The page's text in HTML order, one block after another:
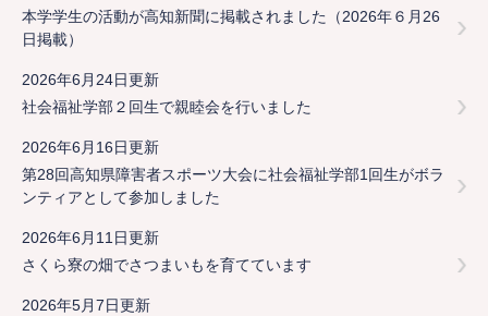
本学学生の活動が高知新聞に掲載されました（2026年６月26
日掲載）
2026年6月24日更新
社会福祉学部２回生で親睦会を行いました
2026年6月16日更新
第28回高知県障害者スポーツ大会に社会福祉学部1回生がボラ
ンティアとして参加しました
2026年6月11日更新
さくら寮の畑でさつまいもを育てています
2026年5月7日更新